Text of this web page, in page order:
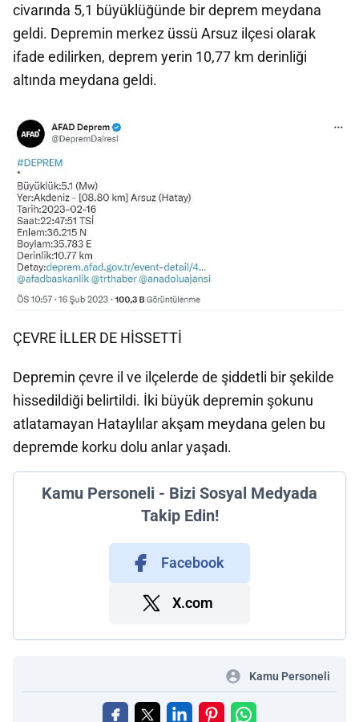
civarında 5,1 büyüklüğünde bir deprem meydana
geldi. Depremin merkez üssü Arsuz ilçesi olarak
ifade edilirken, deprem yerin 10,77 km derinliği
altında meydana geldi.
ÇEVRE İLLER DE HİSSETTİ
Depremin çevre il ve ilçelerde de şiddetli bir şekilde
hissedildiği belirtildi. İki büyük depremin şokunu
atlatamayan Hataylılar akşam meydana gelen bu
depremde korku dolu anlar yaşadı.
Kamu Personeli - Bizi Sosyal Medyada
Takip Edin!
Facebook
X.com
Kamu Personeli